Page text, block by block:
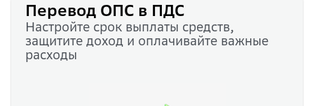
Перевод ОПС в ПДС
Настройте срок выплаты средств,
защитите доход и оплачивайте важные
расходы